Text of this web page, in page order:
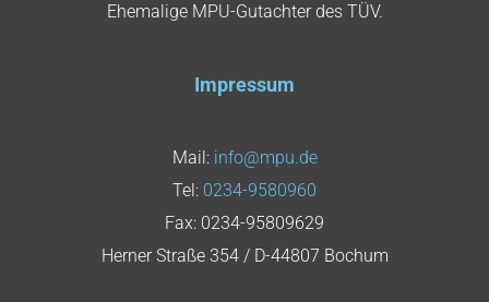
Ehemalige MPU-Gutachter des TÜV.
Impressum
Mail: info@mpu.de
Tel: 0234-9580960
Fax: 0234-95809629
Herner Straße 354 / D-44807 Bochum